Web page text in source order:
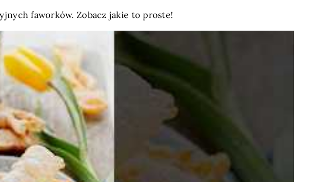
faworków. Zobacz jakie to proste!